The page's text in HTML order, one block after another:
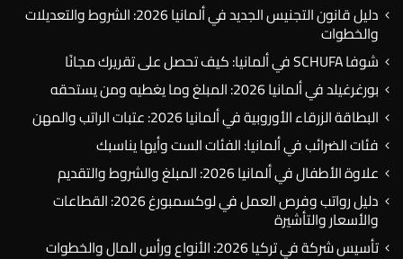
دليل قانون التجنيس الجديد في ألمانيا 2026: الشروط والتعديلات
والخطوات
شوفا SCHUFA في ألمانيا: كيف تحصل على تقريرك مجانًا
بورغرغيلد في ألمانيا 2026: المبلغ وما يغطيه ومن يستحقه
البطاقة الزرقاء الأوروبية في ألمانيا 2026: عتبات الراتب والمهن
فئات الضرائب في ألمانيا: الفئات الست وأيها يناسبك
علاوة الأطفال في ألمانيا 2026: المبلغ والشروط والتقديم
دليل رواتب وفرص العمل في لوكسمبورغ 2026: القطاعات
والأسعار والتأشيرة
تأسيس شركة في تركيا 2026: الأنواع ورأس المال والخطوات